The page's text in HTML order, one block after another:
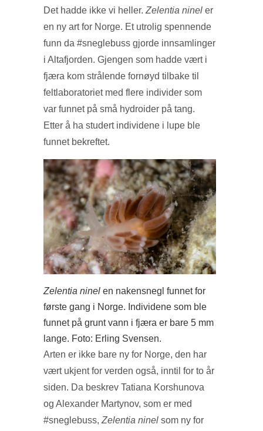
Det hadde ikke vi heller. Zelentia ninel er
en ny art for Norge. Et utrolig spennende
funn da #sneglebuss gjorde innsamlinger
i Altafjorden. Gjengen som hadde vært i
fjæra kom strålende fornøyd tilbake til
feltlaboratoriet med flere individer som
var funnet på små hydroider på tang.
Etter å ha studert individene i lupe ble
funnet bekreftet.
Zelentia ninel en nakensnegl funnet for
første gang i Norge. Individene som ble
funnet på grunt vann i fjæra er bare 5 mm
lange. Foto: Erling Svensen.
Arten er ikke bare ny for Norge, den har
vært ukjent for verden også, inntil for to år
siden. Da beskrev Tatiana Korshunova
og Alexander Martynov, som er med
#sneglebuss, Zelentia ninel som ny for